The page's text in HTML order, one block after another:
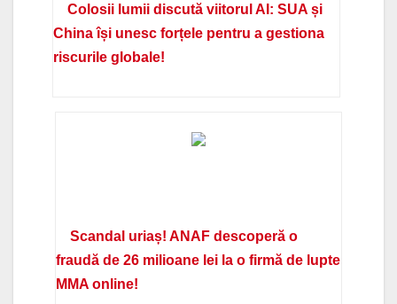
Colosii lumii discută viitorul AI: SUA și
China își unesc forțele pentru a gestiona
riscurile globale!
Scandal uriaș! ANAF descoperă o
fraudă de 26 milioane lei la o firmă de lupte
MMA online!